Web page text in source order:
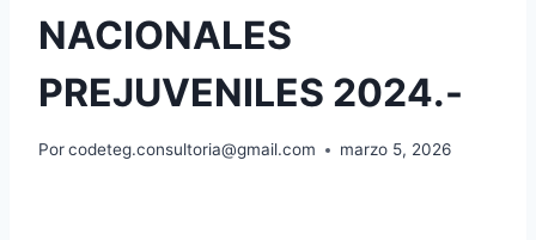
NACIONALES
PREJUVENILES 2024.-
Porcodeteg.consultoria@gmail.com marzo 5, 2026